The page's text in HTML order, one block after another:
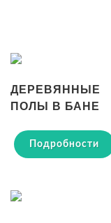
ДЕРЕВЯННЫЕ
ПОЛЫ В БАНЕ
Подробности